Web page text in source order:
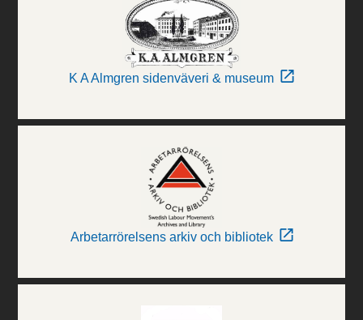
K A Almgren sidenväveri & museum
Arbetarrörelsens arkiv och bibliotek